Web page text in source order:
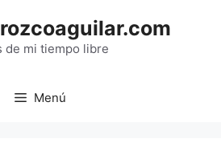
de mi tiempo libre
Menú